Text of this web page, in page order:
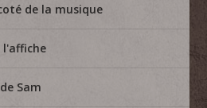
de la musique
l'affiche
Sam